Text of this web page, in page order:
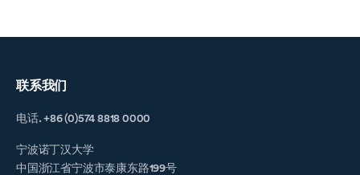
联系我们
电话. +86 (0)574 8818 0000
宁波诺丁汉大学
中国浙江省宁波市泰康东路199号